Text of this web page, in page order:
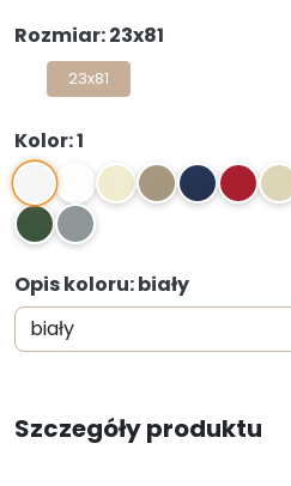
Rozmiar: 23x81
23x81
Kolor: 1
1 2 3 4 5 6 7
13
14
Opis koloru: biały
Szczegóły produktu